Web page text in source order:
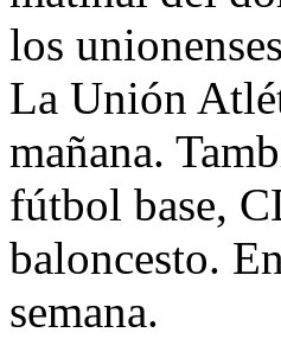
los
La Unión
mañana.
fútbol base,
baloncesto.
semana.